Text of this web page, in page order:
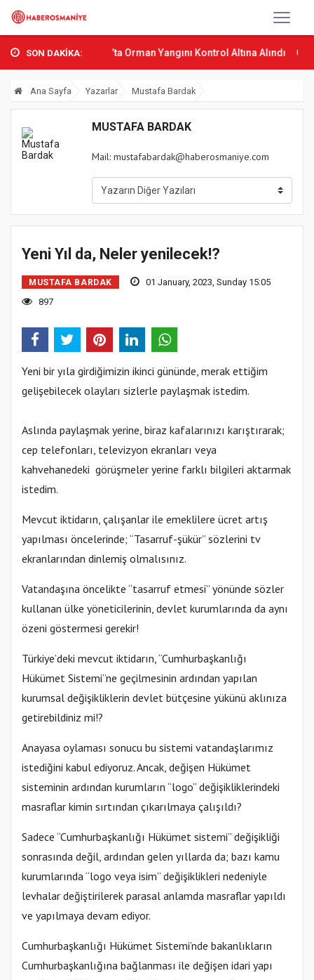
SON DAKİKA:
Osmani... Sumbas’ta Orman Yangını Kontrol Altına Alındı
Ana Sayfa Yazarlar Mustafa Bardak
MUSTAFA BARDAK
Mail: mustafabardak@haberosmaniye.com
Yeni Yıl da, Neler yenilecek!?
MUSTAFA BARDAK
01 January, 2023, Sunday 15:05
897
Yeni bir yıla girdiğimizin ikinci gününde, merak ettiğim
gelişebilecek olayları sizlerle paylaşmak istedim.
Aslında paylaşmak yerine, biraz kafalarınızı karıştırarak;
cep telefonları, televizyon ekranları veya
kahvehanedeki görüşmeler yerine farklı bilgileri aktarmak
istedim.
Mevcut iktidarın, çalışanlar ile emeklilere ücret artış
yapılması öncelerinde; “Tasarruf-şükür” sözlerini tv
ekranlarından dinlemiş olmalısınız.
Vatandaşına öncelikte “tasarruf etmesi” yönünde sözler
kullanan ülke yöneticilerinin, devlet kurumlarında da aynı
özeni göstermesi gerekir!
Türkiye’deki mevcut iktidarın, “Cumhurbaşkanlığı
Hükümet Sistemi”ne geçilmesinin ardından yapılan
kurumsal değişikliklerin devlet bütçesine yükünü aklınıza
getirebildiniz mi!?
Anayasa oylaması sonucu bu sistemi vatandaşlarımız
istediğini kabul ediyoruz. Ancak, değişen Hükümet
sisteminin ardından kurumların “logo” değişikliklerindeki
masraflar kimin sırtından çıkarılmaya çalışıldı?
Sadece “Cumhurbaşkanlığı Hükümet sistemi” değişikliği
sonrasında değil, ardından gelen yıllarda da; bazı kamu
kurumlarında “logo veya isim” değişiklikleri nedeniyle
levhalar değiştirilerek parasal anlamda masraflar yapıldı
ve yapılmaya devam ediyor.
Cumhurbaşkanlığı Hükümet Sistemi’nde bakanlıkların
Cumhurbaşkanlığına bağlanması ile değişen idari yapı